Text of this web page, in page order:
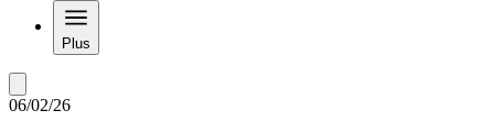
Plus
06/02/26